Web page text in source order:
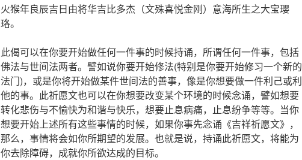
火猴年良辰吉日由将华吉比多杰（文殊喜悦金刚）意海所生之大宝璎
珞。
此偈可以在你要开始做任何一件事的时候持诵，所谓任何一件事，包括
佛法与世间法两者。譬如说你要开始修法(特别是你要开始修习一个新的
法门)，或是你将开始做某件世间法的善事，像是你想要做一件利己或利
他的事。此祈愿文也可以在你想要改变某个环境的时候念诵，譬如想要
转化悲伤与不愉快为和谐与快乐，想要止息病痛，止息纷争等等。当你
想要开始上述所有这些事情的时候，如果你事先念诵《吉祥祈愿文》，
那么，事情将会如你所期望的发展。也就是说，持诵此祈愿文，将能为
你去除障碍，成就你所欲达成的目标。